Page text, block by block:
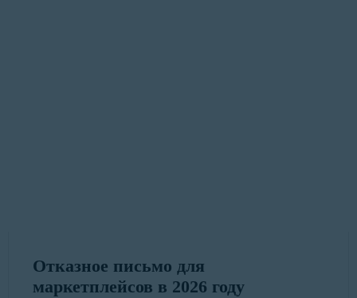
Отказное письмо для
маркетплейсов в 2026 году